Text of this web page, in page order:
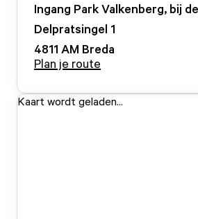
Ingang Park Valkenberg, bij
Delpratsingel 1
4811 AM Breda
Plan je route
Kaart wordt geladen...